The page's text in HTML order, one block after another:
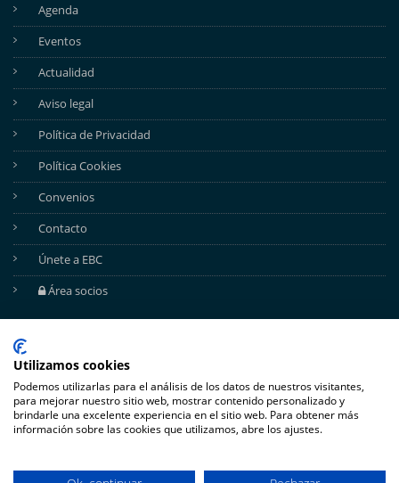
Agenda
Eventos
Actualidad
Aviso legal
Política de Privacidad
Política Cookies
Convenios
Contacto
Únete a EBC
Área socios
REDES SOCIALES
Utilizamos cookies
Podemos utilizarlas para el análisis de los datos de nuestros visitantes,
para mejorar nuestro sitio web, mostrar contenido personalizado y
brindarle una excelente experiencia en el sitio web. Para obtener más
información sobre las cookies que utilizamos, abre los ajustes.